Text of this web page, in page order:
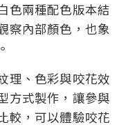
色兩種配色版本結
察內部顏色，也象
理、色彩與咬花效
方式製作，讓參與
較，可以體驗咬花